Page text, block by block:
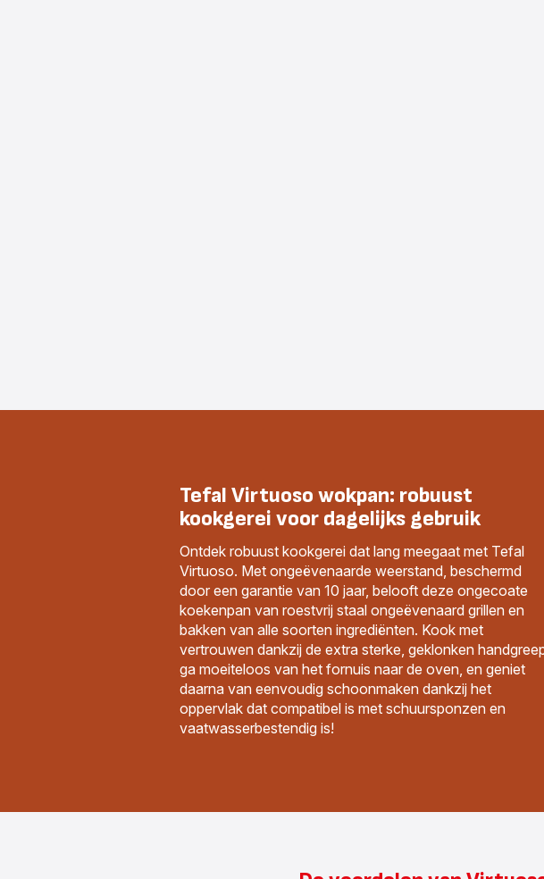
Tefal Virtuoso wokpan: robuust
kookgerei voor dagelijks gebruik
Ontdek robuust kookgerei dat lang meegaat met Tefal
Virtuoso. Met ongeëvenaarde weerstand, beschermd
door een garantie van 10 jaar, belooft deze ongecoate
koekenpan van roestvrij staal ongeëvenaard grillen en
bakken van alle soorten ingrediënten. Kook met
vertrouwen dankzij de extra sterke, geklonken
ga moeiteloos van het fornuis naar de oven, en geniet
daarna van eenvoudig schoonmaken dankzij het
oppervlak dat compatibel is met schuursponzen en
vaatwasserbestendig is!